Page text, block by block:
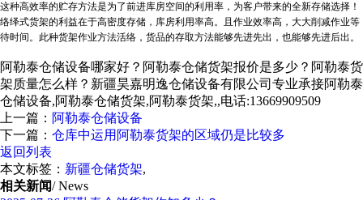
这种高效率的贮存方法是为了前进库房空间的利用率，为客户带来的全新存储选择！
络绎式货架的利益在于高密度存储，库房利用率高。且作业效率高，大大削减作业等
待时间。此种货架作业方法活络，货品的存取方法能够先进先出，也能够先进后出。
阿勒泰仓储设备哪家好？阿勒泰仓储货架报价是多少？阿勒泰货
架质量怎么样？新疆昊嘉明逸仓储设备有限公司专业承接阿勒泰
仓储设备,阿勒泰仓储货架,阿勒泰货架,,电话:13669909509
上一篇： 阿勒泰仓储设备
下一篇： 仓库中运用阿勒泰货架的区域仍是比较多
返回列表
本文标签： 新疆仓储货架,
相关新闻/ News